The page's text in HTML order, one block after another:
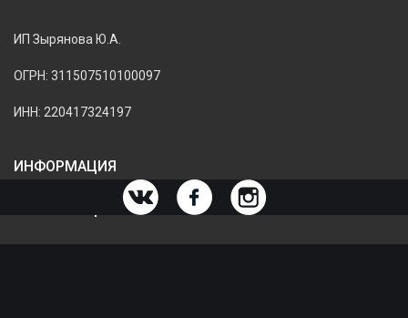
ИП Зырянова Ю.А.
ОГРН: 311507510100097
ИНН: 220417324197
ИНФОРМАЦИЯ
ИНФОРМАЦИЯ О МАГАЗИНЕ